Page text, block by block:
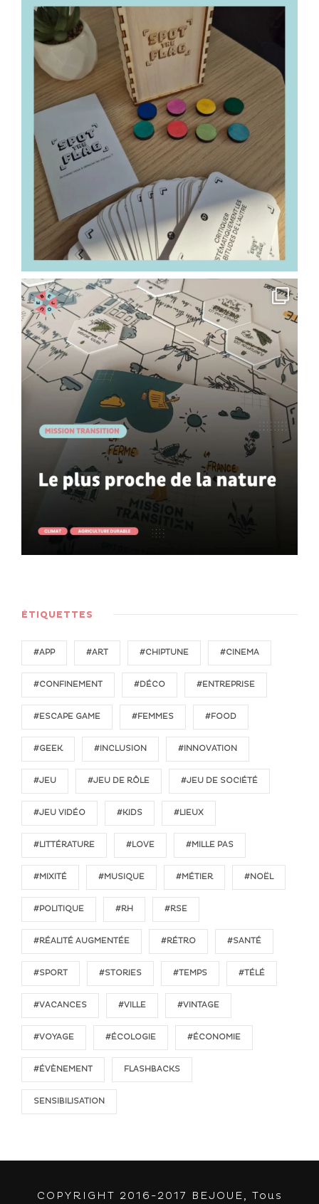
ÉTIQUETTES
#APP #ART #CHIPTUNE #CINEMA
#CONFINEMENT #DÉCO #ENTREPRISE
#ESCAPE GAME #FEMMES #FOOD
#GEEK #INCLUSION #INNOVATION
#JEU #JEU DE RÔLE #JEU DE SOCIÉTÉ
#JEU VIDÉO #KIDS #LIEUX
#LITTÉRATURE #LOVE #MILLE PAS
#MIXITÉ #MUSIQUE #MÉTIER #NOËL
#POLITIQUE #RH #RSE
#RÉALITÉ AUGMENTÉE #RÉTRO #SANTÉ
#SPORT #STORIES #TEMPS #TÉLÉ
#VACANCES #VILLE #VINTAGE
#VOYAGE #ÉCOLOGIE #ÉCONOMIE
#ÉVÈNEMENT FLASHBACKS
SENSIBILISATION
COPYRIGHT 2016-2017 BEJOUE, Tous